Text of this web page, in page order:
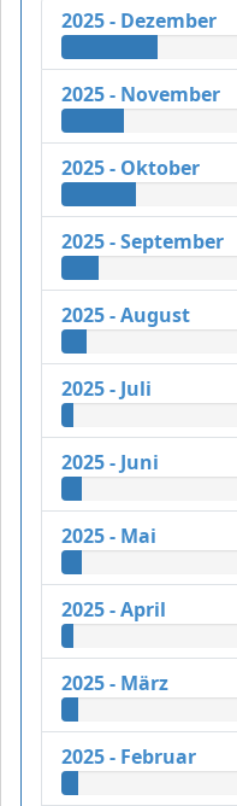
2025 - Dezember
2025 - November
2025 - Oktober
2025 - September
2025 - August
2025 - Juli
2025 - Juni
2025 - Mai
2025 - April
2025 - März
2025 - Februar